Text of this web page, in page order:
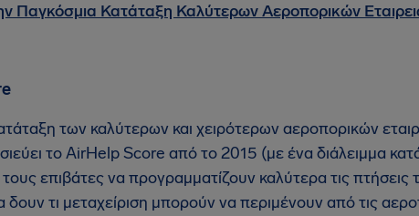
Παγκόσμια Κατάταξη Καλύτερων Αεροπορικών
των καλύτερων και χειρότερων αεροπορικών
το AirHelp Score από το 2015 (με ένα διάλειμμα
επιβάτες να προγραμματίζουν καλύτερα τις
δουν τι μεταχείριση μπορούν να περιμένουν από τις